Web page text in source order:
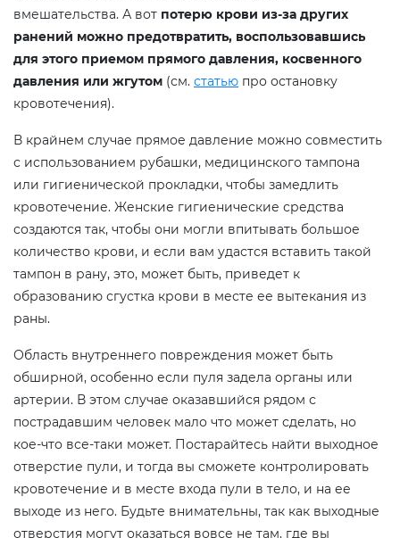
вмешательства. А вот потерю крови из-за других
ранений можно предотвратить, воспользовавшись
для этого приемом прямого давления, косвенного
давления или жгутом (см. статью про остановку
кровотечения).
В крайнем случае прямое давление можно совместить
с использованием рубашки, медицинского тампона
или гигиенической прокладки, чтобы замедлить
кровотечение. Женские гигиенические средства
создаются так, чтобы они могли впитывать большое
количество крови, и если вам удастся вставить такой
тампон в рану, это, может быть, приведет к
образованию сгустка крови в месте ее вытекания из
раны.
Область внутреннего повреждения может быть
обширной, особенно если пуля задела органы или
артерии. В этом случае оказавшийся рядом с
пострадавшим человек мало что может сделать, но
кое-что все-таки может. Постарайтесь найти выходное
отверстие пули, и тогда вы сможете контролировать
кровотечение и в месте входа пули в тело, и на ее
выходе из него. Будьте внимательны, так как выходные
отверстия могут оказаться вовсе не там, где вы